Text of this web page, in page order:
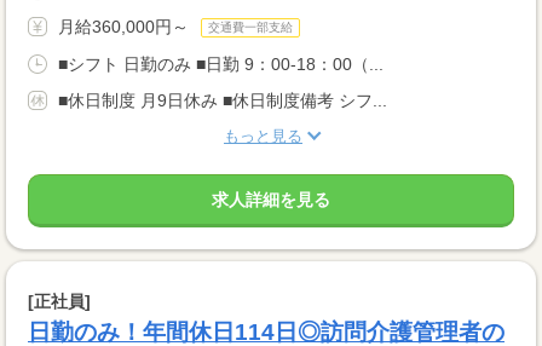
月給360,000円～ 交通費一部支給
■シフト 日勤のみ ■日勤 9：00-18：00（...
■休日制度 月9日休み ■休日制度備考 シフ...
もっと見る
求人詳細を見る
[正社員]
日勤のみ！年間休日114日◎訪問介護管理者の